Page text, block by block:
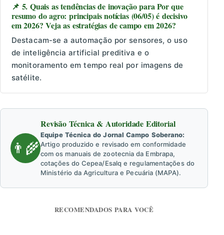
📌 5. Quais as tendências de inovação para Por que
resumo do agro: principais notícias (06/05) é decisivo
em 2026? Veja as estratégias de campo em 2026?
Destacam-se a automação por sensores, o uso
de inteligência artificial preditiva e o
monitoramento em tempo real por imagens de
satélite.
👨‍🌾
Revisão Técnica & Autoridade Editorial
Equipe Técnica do Jornal Campo Soberano:
Artigo produzido e revisado em conformidade
com os manuais de zootecnia da Embrapa,
cotações do Cepea/Esalq e regulamentações do
Ministério da Agricultura e Pecuária (MAPA).
RECOMENDADOS PARA VOCÊ